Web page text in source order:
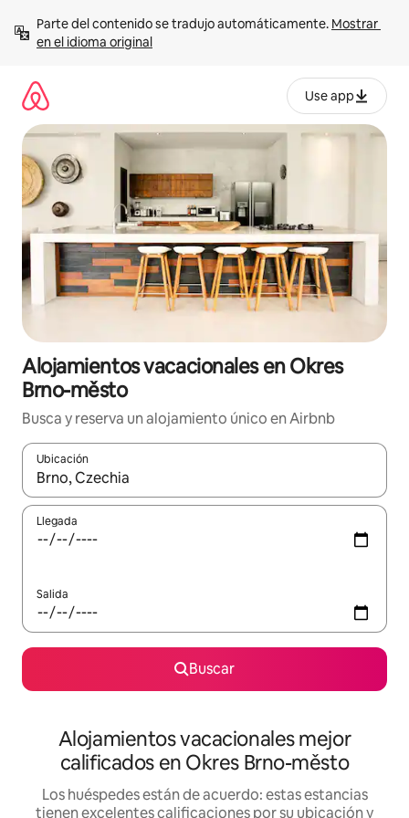
contenido
Parte del contenido se tradujo automáticamente. Mostrar
en el idioma original
Use app
Alojamientos vacacionales en Okres
Brno-město
Busca y reserva un alojamiento único en Airbnb
Ubicación
Cuando los resultados estén disponibles, podrás navegar
Llegada
Salida
Buscar
Alojamientos vacacionales mejor
calificados en Okres Brno-město
Los huéspedes están de acuerdo: estas estancias
tienen excelentes calificaciones por su ubicación y